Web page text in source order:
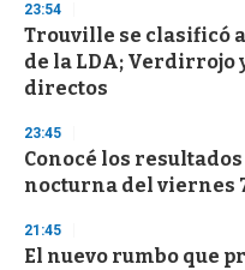
d
s
o
f
3
s
e
c
o
d
s
23:54
Trouville se clasificó
de la LDA; Verdirrojo
directos
23:45
Conocé los
nocturna del viernes
21:45
El nuevo rumbo que